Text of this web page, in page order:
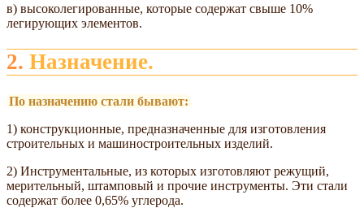
в) высоколегированные, которые содержат свыше 10%
легирующих элементов.
2. Назначение.
По назначению стали бывают:
1) конструкционные, предназначенные для изготовления
строительных и машиностроительных изделий.
2) Инструментальные, из которых изготовляют режущий,
мерительный, штамповый и прочие инструменты. Эти стали
содержат более 0,65% углерода.